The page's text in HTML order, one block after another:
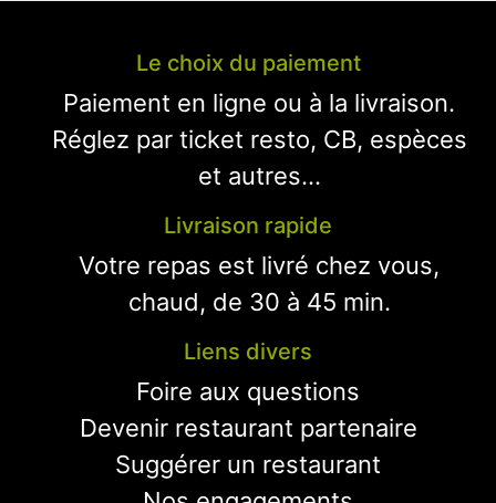
Le choix du paiement
Paiement en ligne ou à la livraison.
Réglez par ticket resto, CB, espèces
et autres...
Livraison rapide
Votre repas est livré chez vous,
chaud, de 30 à 45 min.
Liens divers
Foire aux questions
Devenir restaurant partenaire
Suggérer un restaurant